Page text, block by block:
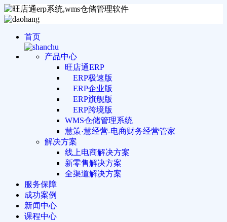
首页
产品中心
旺店通ERP
ERP极速版
ERP企业版
ERP旗舰版
ERP跨境版
WMS仓储管理系统
慧策·慧经营-电商财务经营管家
解决方案
线上电商解决方案
新零售解决方案
全渠道解决方案
服务保障
成功案例
新闻中心
课程中心